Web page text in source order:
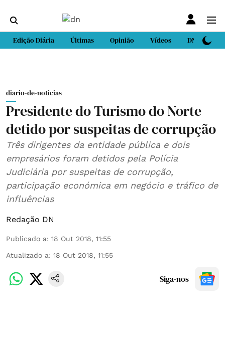
Edição Diária Últimas Opinião Vídeos DN Sport
diario-de-noticias
Presidente do Turismo do Norte
detido por suspeitas de corrupção
Três dirigentes da entidade pública e dois
empresários foram detidos pela Polícia
Judiciária por suspeitas de corrupção,
participação económica em negócio e tráfico de
influências
Redação DN
Publicado a: 18 Out 2018, 11:55
Atualizado a: 18 Out 2018, 11:55
Siga-nos